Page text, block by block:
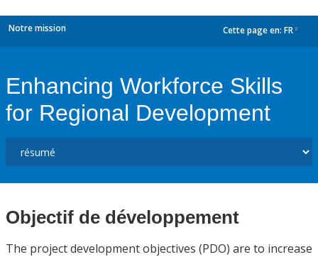
Notre mission Cette page en: FR
Enhancing Workforce Skills
for Regional Development
Objectif de développement
The project development objectives (PDO) are to increase